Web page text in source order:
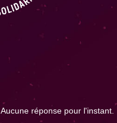
Aucune réponse pour l'instant.